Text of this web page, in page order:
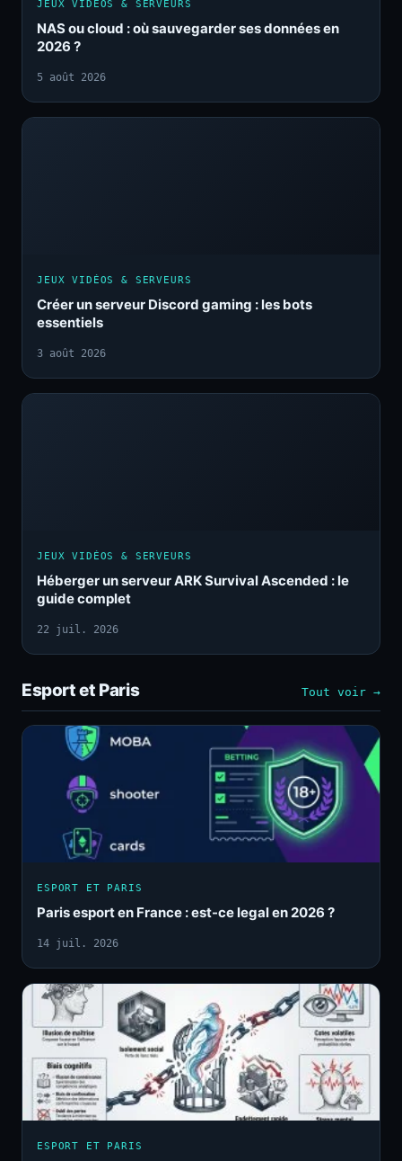
JEUX VIDÉOS & SERVEURS
NAS ou cloud : où sauvegarder ses données en
2026 ?
5 août 2026
JEUX VIDÉOS & SERVEURS
Créer un serveur Discord gaming : les bots
essentiels
3 août 2026
JEUX VIDÉOS & SERVEURS
Héberger un serveur ARK Survival Ascended : le
guide complet
22 juil. 2026
Esport et Paris Tout voir →
ESPORT ET PARIS
Paris esport en France : est-ce legal en 2026 ?
14 juil. 2026
ESPORT ET PARIS